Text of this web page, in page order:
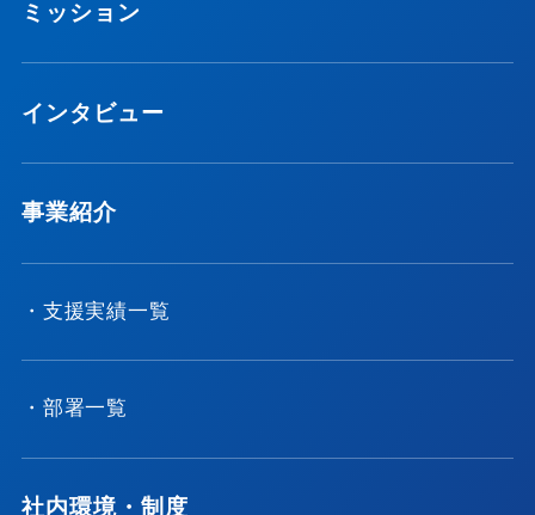
ミッション
インタビュー
事業紹介
・支援実績一覧
・部署一覧
社内環境・制度